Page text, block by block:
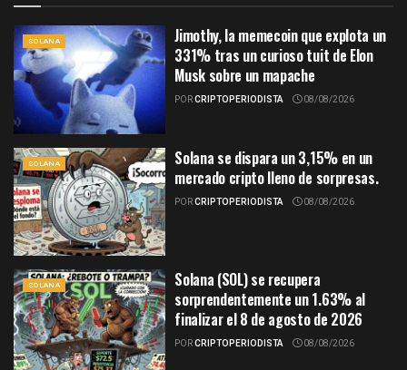
SOLANA
Jimothy, la memecoin que explota un
331% tras un curioso tuit de Elon
Musk sobre un mapache
PORCRIPTOPERIODISTA 08/08/2026
SOLANA
Solana se dispara un 3,15% en un
mercado cripto lleno de sorpresas.
PORCRIPTOPERIODISTA 08/08/2026
SOLANA
Solana (SOL) se recupera
sorprendentemente un 1.63% al
finalizar el 8 de agosto de 2026
PORCRIPTOPERIODISTA 08/08/2026